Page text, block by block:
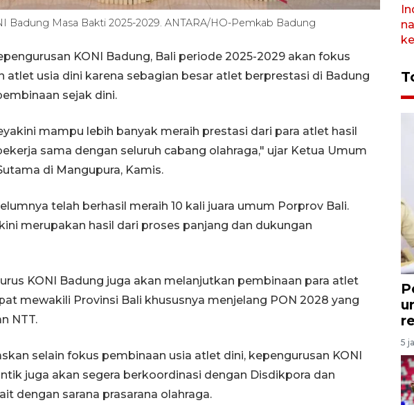
Badung Masa Bakti 2025-2029. ANTARA/HO-Pemkab Badung
KONI Badung, Bali periode 2025-2029 akan fokus
atlet usia dini karena sebagian besar atlet berprestasi di Badung
sejak dini.
mampu lebih banyak meraih prestasi dari para atlet hasil
sama dengan seluruh cabang olahraga," ujar Ketua Umum
di Mangupura, Kamis.
telah berhasil meraih 10 kali juara umum Porprov Bali.
merupakan hasil dari proses panjang dan dukungan
KONI Badung juga akan melanjutkan pembinaan para atlet
mewakili Provinsi Bali khususnya menjelang PON 2028 yang
NTT.
selain fokus pembinaan usia atlet dini, kepengurusan KONI
juga akan segera berkoordinasi dengan Disdikpora dan
dengan sarana prasarana olahraga.
5